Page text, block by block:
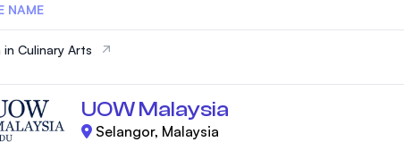
Management and Science University (MSU)
NAME
in Culinary Arts
UOW Malaysia
Selangor, Malaysia